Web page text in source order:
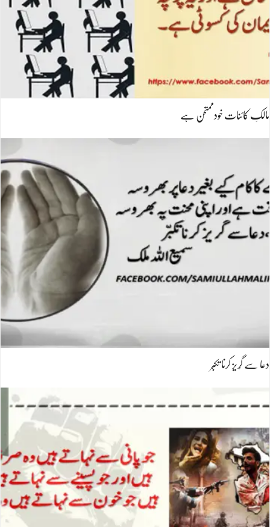
مالکِ کائنات خودممتحن ہے
دعا سے گُریز کرنا تکبّر